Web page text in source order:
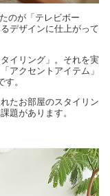
のが「テレビボー
デザインに仕上がって
イリング」。それを実
アクセントアイテム」
。
たお部屋のスタイリン
題があります。